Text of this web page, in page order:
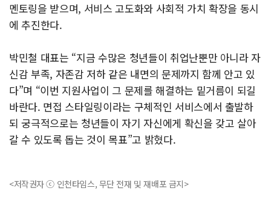
멘토링을 받으며, 서비스 고도화와 사회적 가치 확장을 동시
에 추진한다.
박민철 대표는 “지금 수많은 청년들이 취업난뿐만 아니라 자
신감 부족, 자존감 저하 같은 내면의 문제까지 함께 안고 있
다”며 “이번 지원사업이 그 문제를 해결하는 밑거름이 되길
바란다. 면접 스타일링이라는 구체적인 서비스에서 출발하
되 궁극적으로는 청년들이 자기 자신에게 확신을 갖고 살아
갈 수 있도록 돕는 것이 목표”고 밝혔다.
<저작권자 ⓒ 인천타임스, 무단 전재 및 재배포 금지>